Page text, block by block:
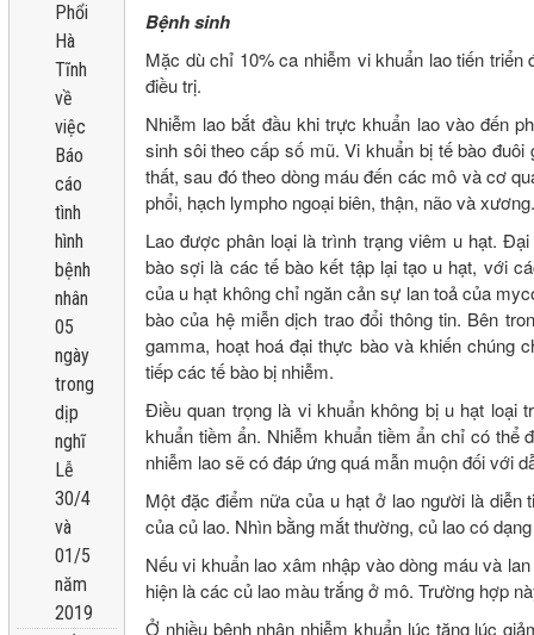
Phổi
Hà
Tĩnh
về
việc
Báo
cáo
tình
hình
bệnh
nhân
05
ngày
trong
dịp
nghĩ
Lễ
30/4
và
01/5
năm
2019
Bệnh sinh
Mặc dù chỉ 10% ca nhiễm vi khuẩn lao tiến
điều trị.
Nhiễm lao bắt đầu khi trực khuẩn lao vào đến
sinh sôi theo cấp số mũ. Vi khuẩn bị tế bào
thất, sau đó theo dòng máu đến các mô và cơ
phổi, hạch lympho ngoại biên, thận, não và xương.
Lao được phân loại là trình trạng viêm u hạt.
bào sợi là các tế bào kết tập lại tạo u hạt, với
của u hạt không chỉ ngăn cản sự lan toả của
bào của hệ miễn dịch trao đổi thông tin. Bên
gamma, hoạt hoá đại thực bào và khiến chúng
tiếp các tế bào bị nhiễm.
Điều quan trọng là vi khuẩn không bị u hạt loại
khuẩn tiềm ẩn. Nhiễm khuẩn tiềm ẩn chỉ có thể
nhiễm lao sẽ có đáp ứng quá mẫn muộn đối với
Một đặc điểm nữa của u hạt ở lao người là diễn
của củ lao. Nhìn bằng mắt thường, củ lao có
Nếu vi khuẩn lao xâm nhập vào dòng máu và
hiện là các củ lao màu trắng ở mô. Trường hợp
Ở nhiều bệnh nhân nhiễm khuẩn lúc tăng lúc